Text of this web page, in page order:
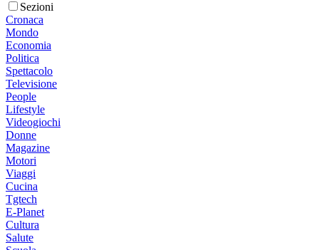
Sezioni
Cronaca
Mondo
Economia
Politica
Spettacolo
Televisione
People
Lifestyle
Videogiochi
Donne
Magazine
Motori
Viaggi
Cucina
Tgtech
E-Planet
Cultura
Salute